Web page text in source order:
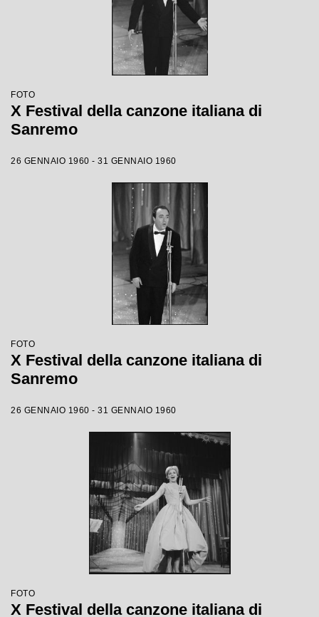
FOTO
X Festival della canzone italiana di
Sanremo
26 GENNAIO 1960 - 31 GENNAIO 1960
FOTO
X Festival della canzone italiana di
Sanremo
26 GENNAIO 1960 - 31 GENNAIO 1960
FOTO
X Festival della canzone italiana di